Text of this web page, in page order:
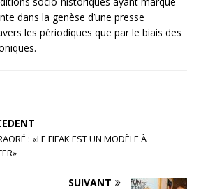
dans la genèse d’une presse
les périodiques que par le biais des
: «LE FIFAK EST UN MODÈLE À
SUIVANT